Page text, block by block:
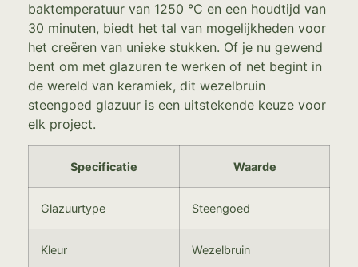
baktemperatuur van 1250 °C en een houdtijd van
30 minuten, biedt het tal van mogelijkheden voor
het creëren van unieke stukken. Of je nu gewend
bent om met glazuren te werken of net begint in
de wereld van keramiek, dit wezelbruin
steengoed glazuur is een uitstekende keuze voor
elk project.
Specificatie Waarde
Glazuurtype Steengoed
Kleur Wezelbruin